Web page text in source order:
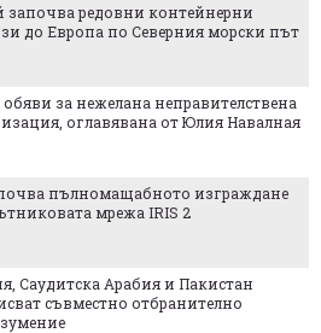
започва редовни контейнерни
до Европа по Северния морски път
обяви за нежелана неправителствена
оглавявана от Юлия Навалная
пълномащабното изграждане
мрежа IRIS 2
Саудитска Арабия и Пакистан
съвместно отбранително